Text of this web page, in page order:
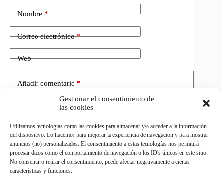
Gestionar el consentimiento de
las cookies
Utilizamos tecnologías como las cookies para almacenar y/o acceder a la información
del dispositivo. Lo hacemos para mejorar la experiencia de navegación y para mostrar
anuncios (no) personalizados. El consentimiento a estas tecnologías nos permitirá
procesar datos como el comportamiento de navegación o los ID's únicos en este sitio.
No consentir o retirar el consentimiento, puede afectar negativamente a ciertas
características y funciones.
Nombre*
Correo electrónico*
Web
Añadir comentario *
Publicar el comentario